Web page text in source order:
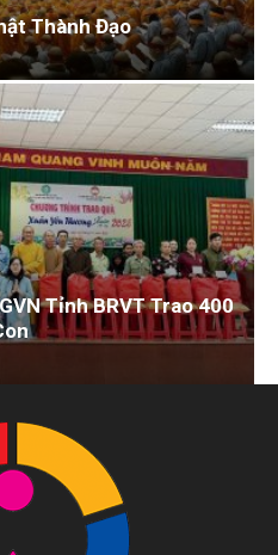
Thành Đạo
Tỉnh BRVT Trao 400